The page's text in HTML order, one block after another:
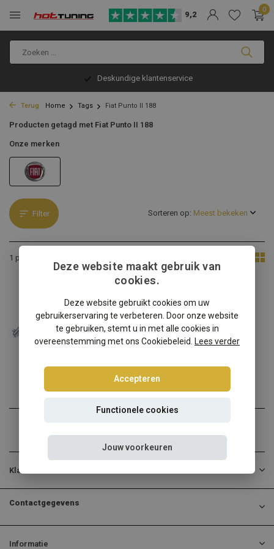
9,2
0
Deskundige klantenservice
Terug Home Tags Fiat Punto II 188
Producten getagd met Fiat Punto II 188
Onze merken
Filter
1 product
Sorteren op:
Fiat Punto II 188 schroefset
Fiat Punto II 188? Kies d...
€314,95
Klantenservice
Contactgegevens
Informatie
Deze website maakt gebruik van
cookies.
Deze website gebruikt cookies om uw
gebruikerservaring te verbeteren. Door onze website
te gebruiken, stemt u in met alle cookies in
overeenstemming met ons Cookiebeleid.
Lees verder
Accepteren
Functionele cookies
Jouw voorkeuren